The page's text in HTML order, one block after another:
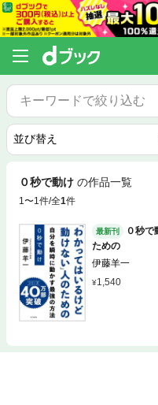
０秒で動け の作品一覧
1〜1件/全1件
最新刊
０秒
ための
伊藤羊一
1,540